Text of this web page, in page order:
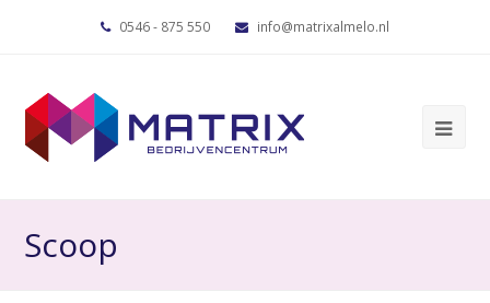
0546 - 875 550 info@matrixalmelo.nl
Scoop